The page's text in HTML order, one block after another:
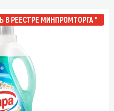
В РЕЕСТРЕ МИНПРОМТОРГА *